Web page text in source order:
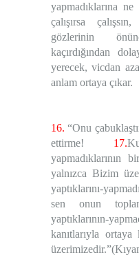
yapmadıklarına
çalışırsa
gözlerinin
kaçırdığından
yerecek, vicdan
anlam ortaya çıkar.
16. “Onu
ettirme! 17.
yapmadıklarının
yalnızca Bizim
yaptıklarını-
sen onun
yaptıklarının-
kanıtlarıyla
üzerimizedir.”(